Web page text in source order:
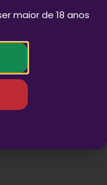
maior de 18 anos